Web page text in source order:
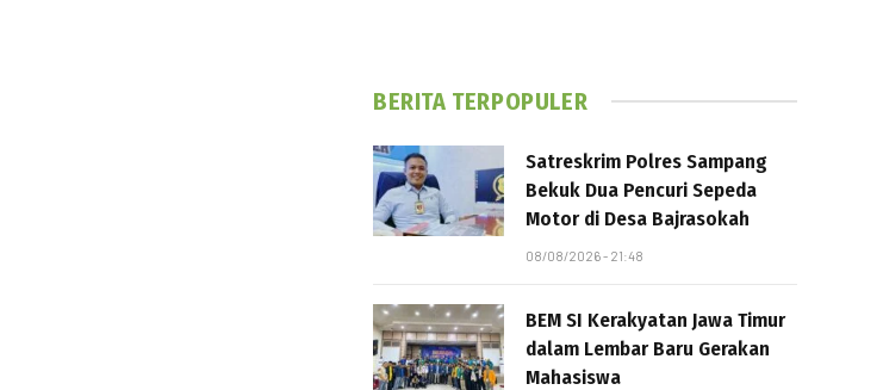
BERITA TERPOPULER
Satreskrim Polres Sampang
Bekuk Dua Pencuri Sepeda
Motor di Desa Bajrasokah
08/08/2026 - 21:48
BEM SI Kerakyatan Jawa Timur
dalam Lembar Baru Gerakan
Mahasiswa